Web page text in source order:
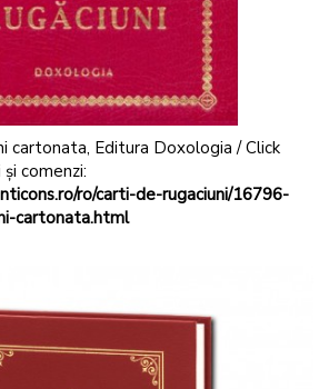
cartonata, Editura Doxologia / Click
comenzi:
ro/carti-de-rugaciuni/16796-
cartonata.html